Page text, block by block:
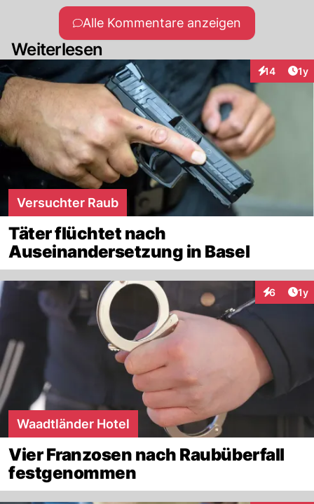
Alle Kommentare anzeigen
Weiterlesen
14 1y
Versuchter Raub
Täter flüchtet nach
Auseinandersetzung in Basel
6 1y
Waadtländer Hotel
Vier Franzosen nach Raubüberfall
festgenommen